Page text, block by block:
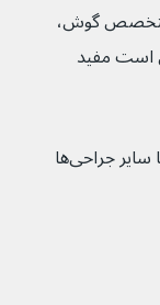
متخصص گوش،
است مفید
موارد شدیدتر ممکن است با پیوند پوست یا سایر جراحی‌ها